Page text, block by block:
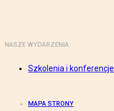
NASZE WYDARZENIA
Szkolenia i konferencje
MAPA STRONY